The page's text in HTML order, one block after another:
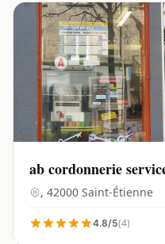
ab cordonnerie
, 42000 Saint-Étienne
4.8/5(4)